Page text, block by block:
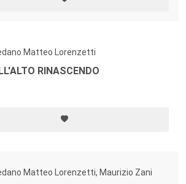
Matteo Lorenzetti
RINASCENDO
Matteo Lorenzetti, Maurizio Zani